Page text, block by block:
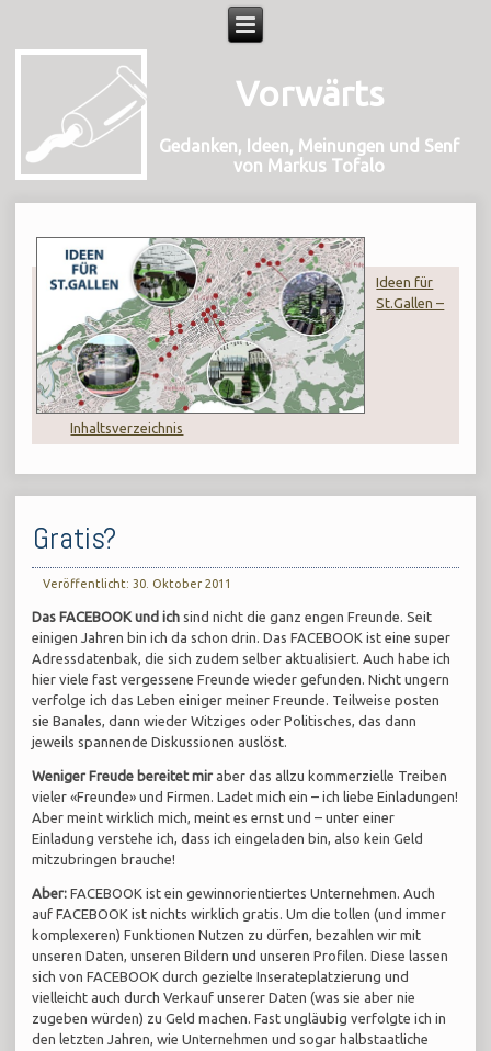
Vorwärts
Gedanken, Ideen, Meinungen und Senf
von Markus Tofalo
Ideen für
St.Gallen –
Inhaltsverzeichnis
Gratis?
Veröffentlicht: 30. Oktober 2011
Das FACEBOOK und ich sind nicht die ganz engen Freunde. Seit
einigen Jahren bin ich da schon drin. Das FACEBOOK ist eine super
Adressdatenbak, die sich zudem selber aktualisiert. Auch habe ich
hier viele fast vergessene Freunde wieder gefunden. Nicht ungern
verfolge ich das Leben einiger meiner Freunde. Teilweise posten
sie Banales, dann wieder Witziges oder Politisches, das dann
jeweils spannende Diskussionen auslöst.
Weniger Freude bereitet mir aber das allzu kommerzielle Treiben
vieler «Freunde» und Firmen. Ladet mich ein – ich liebe Einladungen!
Aber meint wirklich mich, meint es ernst und – unter einer
Einladung verstehe ich, dass ich eingeladen bin, also kein Geld
mitzubringen brauche!
Aber: FACEBOOK ist ein gewinnorientiertes Unternehmen. Auch
auf FACEBOOK ist nichts wirklich gratis. Um die tollen (und immer
komplexeren) Funktionen Nutzen zu dürfen, bezahlen wir mit
unseren Daten, unseren Bildern und unseren Profilen. Diese lassen
sich von FACEBOOK durch gezielte Inserateplatzierung und
vielleicht auch durch Verkauf unserer Daten (was sie aber nie
zugeben würden) zu Geld machen. Fast ungläubig verfolgte ich in
den letzten Jahren, wie Unternehmen und sogar halbstaatliche